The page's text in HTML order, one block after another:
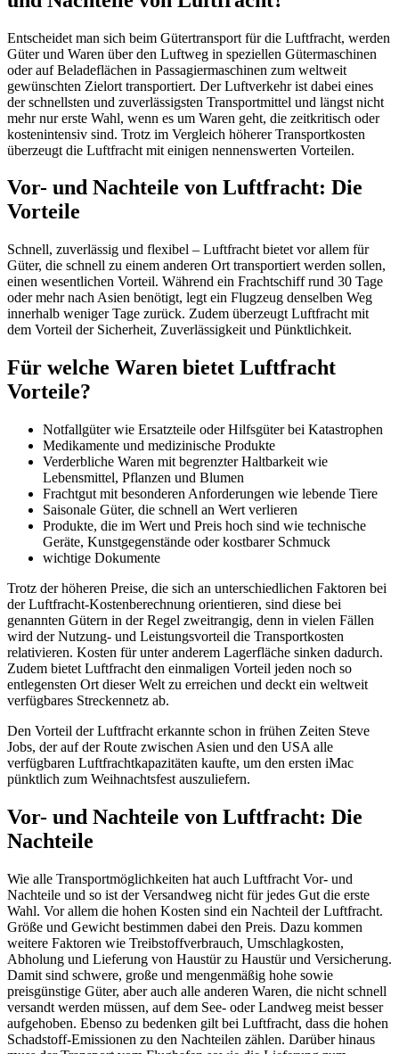
Entscheidet man sich beim Gütertransport für die Luftfracht, werden
Güter und Waren über den Luftweg in speziellen Gütermaschinen
oder auf Beladeflächen in Passagiermaschinen zum weltweit
gewünschten Zielort transportiert. Der Luftverkehr ist dabei eines
der schnellsten und zuverlässigsten Transportmittel und längst nicht
mehr nur erste Wahl, wenn es um Waren geht, die zeitkritisch oder
kostenintensiv sind. Trotz im Vergleich höherer Transportkosten
überzeugt die Luftfracht mit einigen nennenswerten Vorteilen.
Vor- und Nachteile von Luftfracht: Die
Vorteile
Schnell, zuverlässig und flexibel – Luftfracht bietet vor allem für
Güter, die schnell zu einem anderen Ort transportiert werden sollen,
einen wesentlichen Vorteil. Während ein Frachtschiff rund 30 Tage
oder mehr nach Asien benötigt, legt ein Flugzeug denselben Weg
innerhalb weniger Tage zurück. Zudem überzeugt Luftfracht mit
dem Vorteil der Sicherheit, Zuverlässigkeit und Pünktlichkeit.
Für welche Waren bietet Luftfracht
Vorteile?
Notfallgüter wie Ersatzteile oder Hilfsgüter bei Katastrophen
Medikamente und medizinische Produkte
Verderbliche Waren mit begrenzter Haltbarkeit wie
Lebensmittel, Pflanzen und Blumen
Frachtgut mit besonderen Anforderungen wie lebende Tiere
Saisonale Güter, die schnell an Wert verlieren
Produkte, die im Wert und Preis hoch sind wie technische
Geräte, Kunstgegenstände oder kostbarer Schmuck
wichtige Dokumente
Trotz der höheren Preise, die sich an unterschiedlichen Faktoren bei
der Luftfracht-Kostenberechnung orientieren, sind diese bei
genannten Gütern in der Regel zweitrangig, denn in vielen Fällen
wird der Nutzung- und Leistungsvorteil die Transportkosten
relativieren. Kosten für unter anderem Lagerfläche sinken dadurch.
Zudem bietet Luftfracht den einmaligen Vorteil jeden noch so
entlegensten Ort dieser Welt zu erreichen und deckt ein weltweit
verfügbares Streckennetz ab.
Den Vorteil der Luftfracht erkannte schon in frühen Zeiten Steve
Jobs, der auf der Route zwischen Asien und den USA alle
verfügbaren Luftfrachtkapazitäten kaufte, um den ersten iMac
pünktlich zum Weihnachtsfest auszuliefern.
Vor- und Nachteile von Luftfracht: Die
Nachteile
Wie alle Transportmöglichkeiten hat auch Luftfracht Vor- und
Nachteile und so ist der Versandweg nicht für jedes Gut die erste
Wahl. Vor allem die hohen Kosten sind ein Nachteil der Luftfracht.
Größe und Gewicht bestimmen dabei den Preis. Dazu kommen
weitere Faktoren wie Treibstoffverbrauch, Umschlagkosten,
Abholung und Lieferung von Haustür zu Haustür und Versicherung.
Damit sind schwere, große und mengenmäßig hohe sowie
preisgünstige Güter, aber auch alle anderen Waren, die nicht schnell
versandt werden müssen, auf dem See- oder Landweg meist besser
aufgehoben. Ebenso zu bedenken gilt bei Luftfracht, dass die hohen
Schadstoff-Emissionen zu den Nachteilen zählen. Darüber hinaus